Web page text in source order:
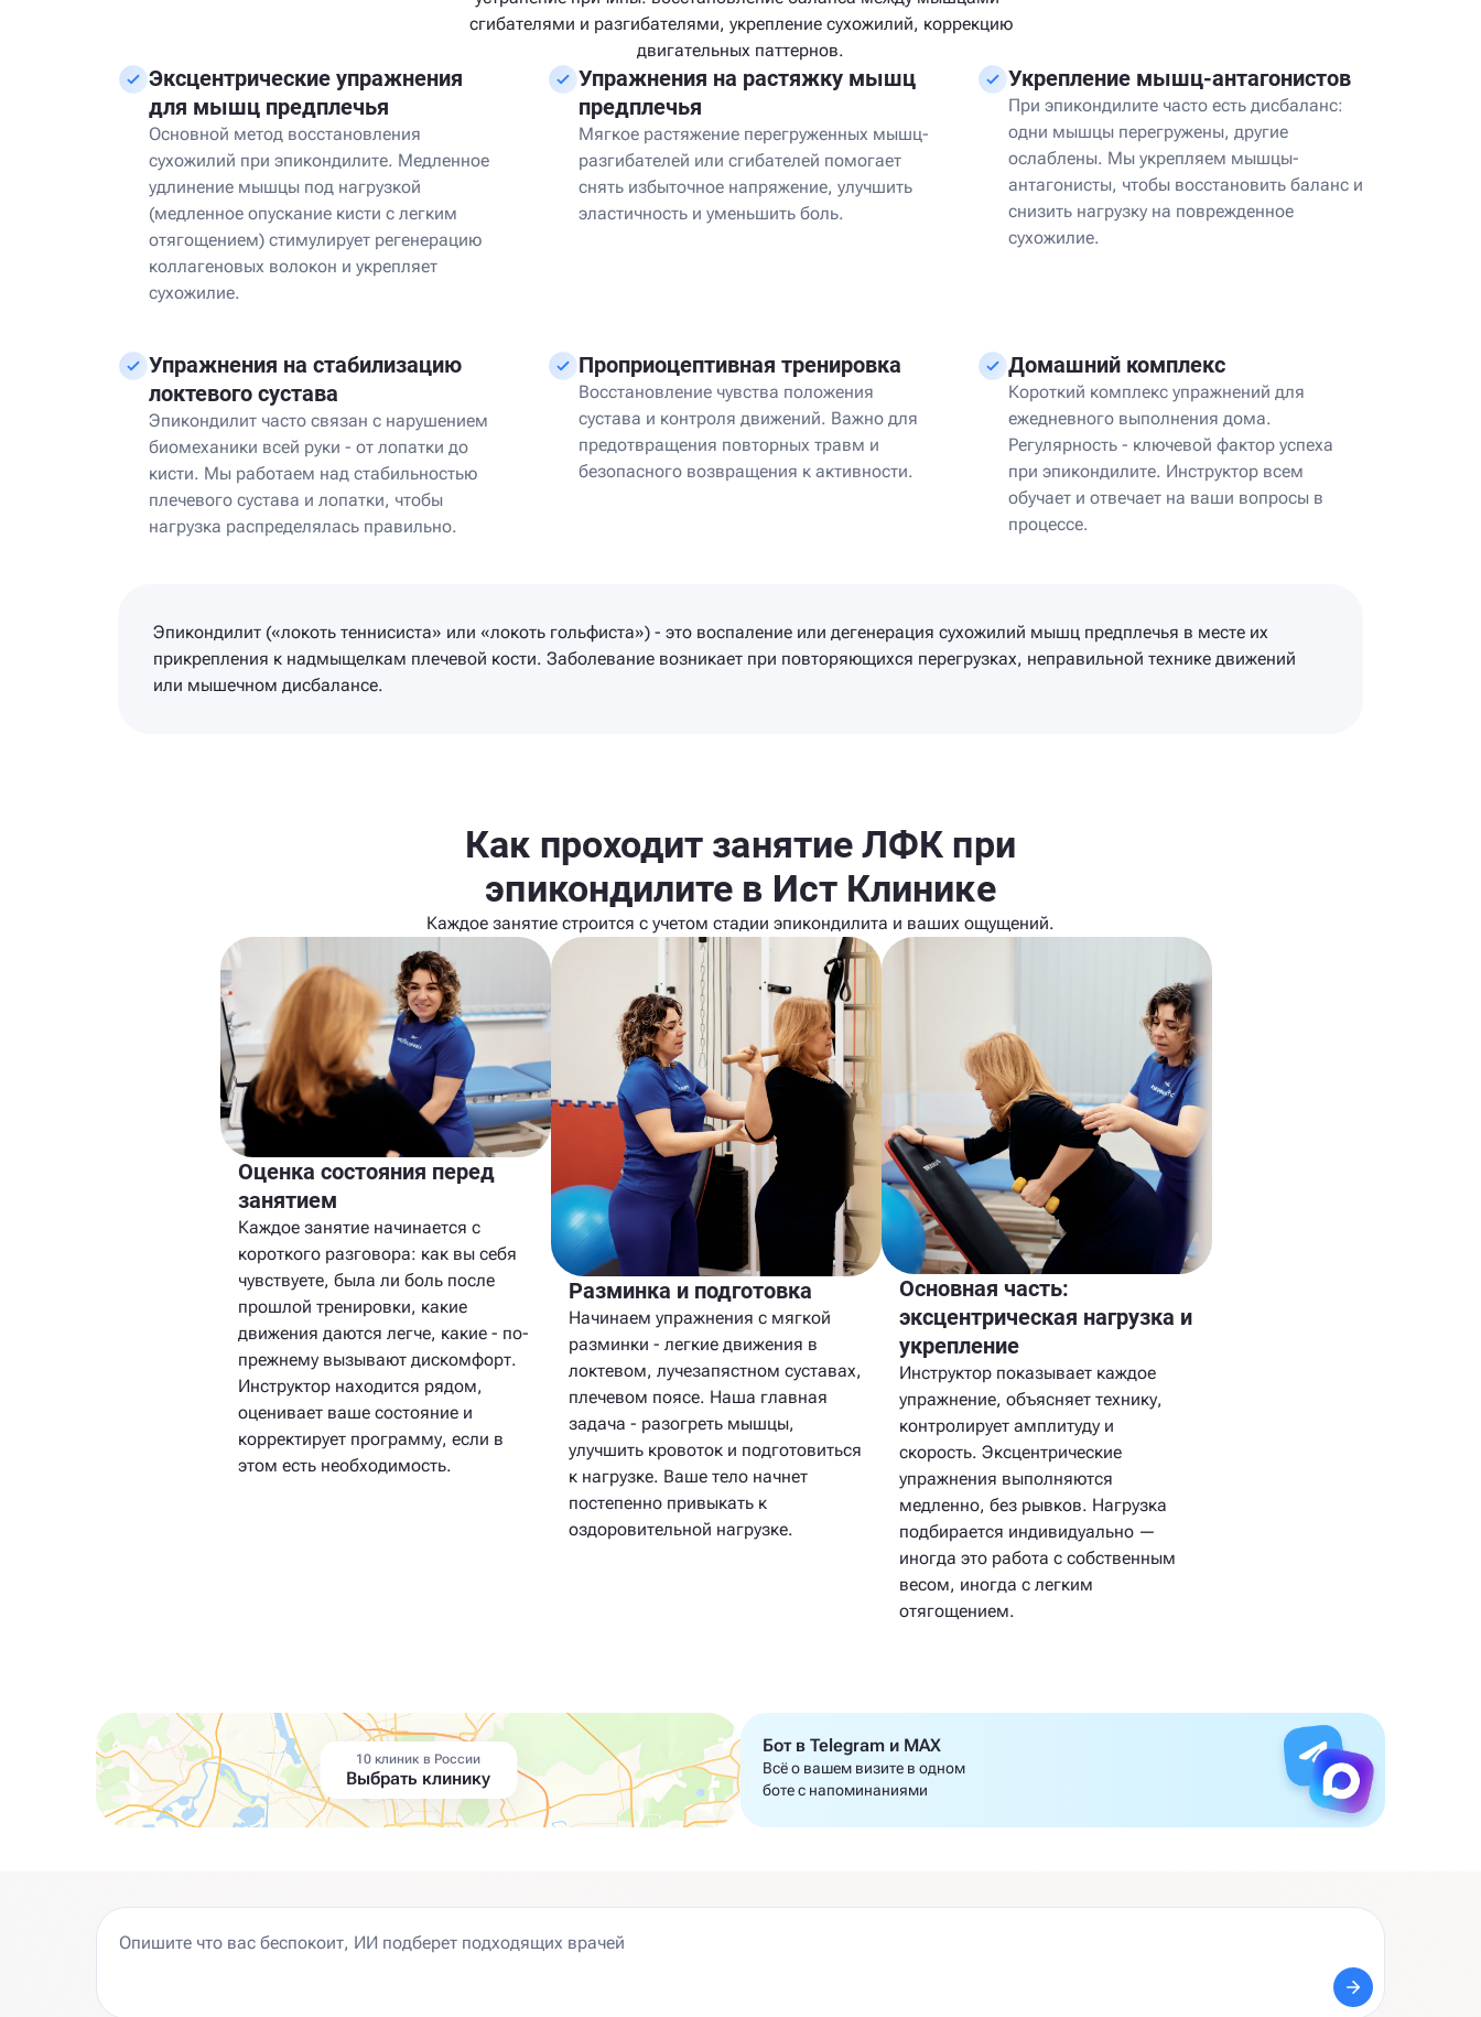
сгибателями и разгибателями, укрепление сухожилий, коррекцию
двигательных паттернов.
Эксцентрические упражнения
для мышц предплечья
Основной метод восстановления
сухожилий при эпикондилите. Медленное
удлинение мышцы под нагрузкой
(медленное опускание кисти с легким
отягощением) стимулирует регенерацию
коллагеновых волокон и укрепляет
сухожилие.
Упражнения на растяжку мышц
предплечья
Мягкое растяжение перегруженных мышц-
разгибателей или сгибателей помогает
снять избыточное напряжение, улучшить
эластичность и уменьшить боль.
Укрепление мышц-антагонистов
При эпикондилите часто есть дисбаланс:
одни мышцы перегружены, другие
ослаблены. Мы укрепляем мышцы-
антагонисты, чтобы восстановить баланс и
снизить нагрузку на поврежденное
сухожилие.
Упражнения на стабилизацию
локтевого сустава
Эпикондилит часто связан с нарушением
биомеханики всей руки - от лопатки до
кисти. Мы работаем над стабильностью
плечевого сустава и лопатки, чтобы
нагрузка распределялась правильно.
Проприоцептивная тренировка
Восстановление чувства положения
сустава и контроля движений. Важно для
предотвращения повторных травм и
безопасного возвращения к активности.
Домашний комплекс
Короткий комплекс упражнений для
ежедневного выполнения дома.
Регулярность - ключевой фактор успеха
при эпикондилите. Инструктор всем
обучает и отвечает на ваши вопросы в
процессе.
Эпикондилит («локоть теннисиста» или «локоть гольфиста») - это воспаление или дегенерация сухожилий мышц предплечья в месте их
прикрепления к надмыщелкам плечевой кости. Заболевание возникает при повторяющихся перегрузках, неправильной технике движений
или мышечном дисбалансе.
Как проходит занятие ЛФК при
эпикондилите в Ист Клинике
Каждое занятие строится с учетом стадии эпикондилита и ваших ощущений.
Оценка состояния перед
занятием
Каждое занятие начинается с
короткого разговора: как вы себя
чувствуете, была ли боль после
прошлой тренировки, какие
движения даются легче, какие - по-
прежнему вызывают дискомфорт.
Инструктор находится рядом,
оценивает ваше состояние и
корректирует программу, если в
этом есть необходимость.
Разминка и подготовка
Начинаем упражнения с мягкой
разминки - легкие движения в
локтевом, лучезапястном суставах,
плечевом поясе. Наша главная
задача - разогреть мышцы,
улучшить кровоток и подготовиться
к нагрузке. Ваше тело начнет
постепенно привыкать к
оздоровительной нагрузке.
Основная часть:
эксцентрическая нагрузка и
укрепление
Инструктор показывает каждое
упражнение, объясняет технику,
контролирует амплитуду и
скорость. Эксцентрические
упражнения выполняются
медленно, без рывков. Нагрузка
подбирается индивидуально —
иногда это работа с собственным
весом, иногда с легким
отягощением.
10 клиник в России
Выбрать клинику
Бот в Telegram и MAX
Всё о вашем визите в одном
боте с напоминаниями